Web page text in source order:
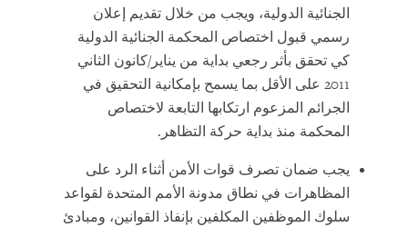
الجنائية الدولية، ويجب من خلال تقديم إعلان
رسمي قبول اختصاص المحكمة الجنائية الدولية
كي تحقق بأثر رجعي بداية من يناير/كانون الثاني
2011 على الأقل بما يسمح بإمكانية التحقيق في
الجرائم المزعوم ارتكابها التابعة لاختصاص
المحكمة منذ بداية حركة التظاهر.
يجب ضمان تصرف قوات الأمن أثناء الرد على
المظاهرات في نطاق مدونة الأمم المتحدة لقواعد
سلوك الموظفين المكلفين بإنفاذ القوانين، ومبادئ